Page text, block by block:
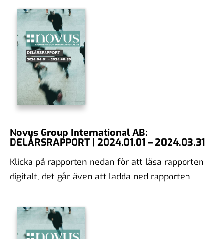
Novus Group International AB:
DELÅRSRAPPORT | 2024.01.01 – 2024.03.31
Klicka på rapporten nedan för att läsa rapporten
digitalt, det går även att ladda ned rapporten.